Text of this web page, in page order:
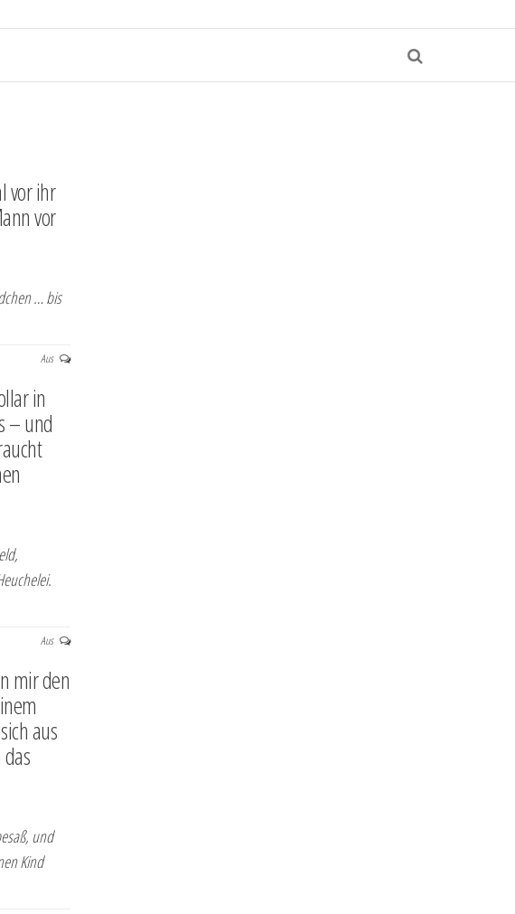
vor ihr
vor
… bis
Aus
in
– und
Aus
mir den
aus
und
Kind